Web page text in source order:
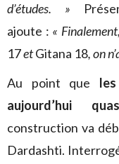
d’études. »
ajoute : «
17etGitana 18, on
Au point que
aujourd’hui
construction va
Dardashti.